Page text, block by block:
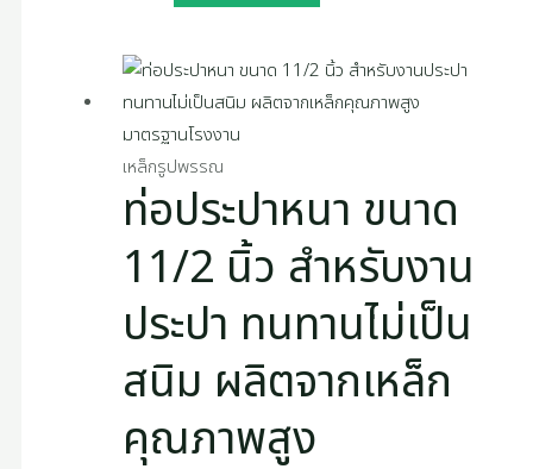
เหล็กรูปพรรณ
ท่อประปาหนา ขนาด
11/2 นิ้ว สำหรับงาน
ประปา ทนทานไม่เป็น
สนิม ผลิตจากเหล็ก
คุณภาพสูง